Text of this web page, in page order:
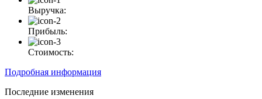
Выручка:
Прибыль:
Стоимость:
Подробная информация
Последние изменения